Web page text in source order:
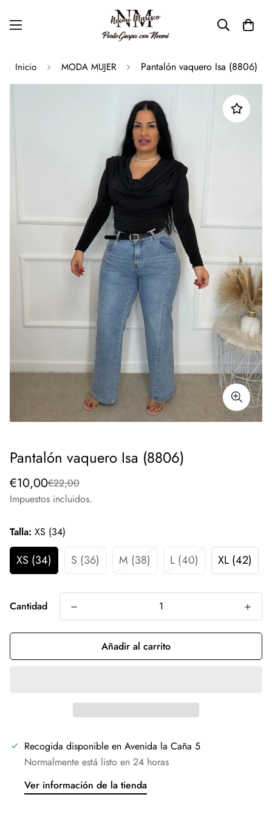
Inicio MODA MUJER Pantalón vaquero Isa (8806)
Pantalón vaquero Isa (8806)
Precio
de
venta
€10,00
Precio
regular
€22,00
Impuestos incluidos.
Talla: XS (34)
XS (34) S (36) M (38) L (40) XL (42)
Cantidad
Añadir al carrito
Recogida disponible en Avenida la Caña 5
Normalmente está listo en 24 horas
Ver información de la tienda